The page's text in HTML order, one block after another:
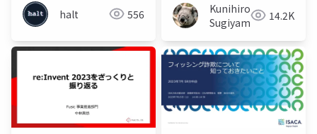
halt 556
Kunihiro
Sugiyama
14.2K